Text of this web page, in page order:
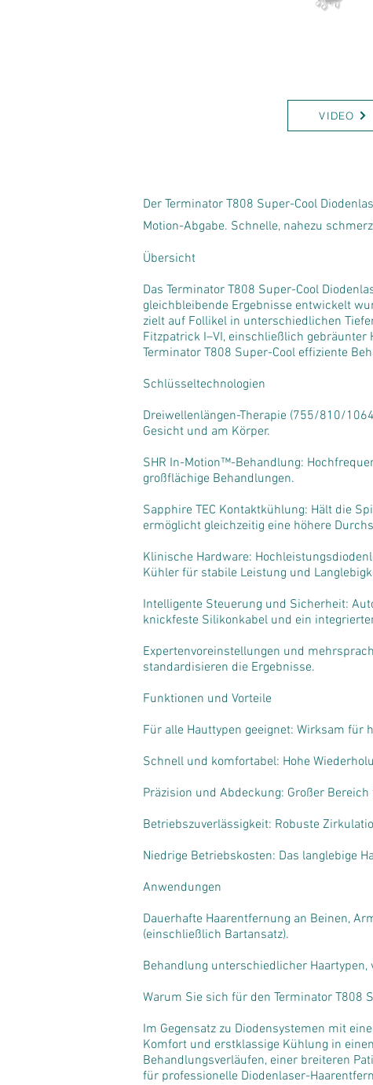
VIDEO
Der Terminator T808 Super-Cool
Motion-Abgabe. Schnelle, nahezu
Übersicht
Das Terminator T808 Super-Cool
gleichbleibende Ergebnisse entwickelt
zielt auf Follikel in unterschiedlichen
Fitzpatrick I–VI, einschließlich
Terminator T808 Super-Cool effiziente
Schlüsseltechnologien
Dreiwellenlängen-Therapie (755/810/
Gesicht und am Körper.
SHR In-Motion™-Behandlung:
großflächige Behandlungen.
Sapphire TEC Kontaktkühlung: Hält die
ermöglicht gleichzeitig eine höhere
Klinische Hardware:
Kühler für stabile Leistung und
Intelligente Steuerung und Sicherheit:
knickfeste Silikonkabel und ein
Expertenvoreinstellungen und
standardisieren die Ergebnisse.
Funktionen und Vorteile
Für alle Hauttypen geeignet: Wirksam für
Schnell und komfortabel: Hohe
Präzision und Abdeckung: Großer
Betriebszuverlässigkeit: Robuste
Niedrige Betriebskosten: Das langlebige
Anwendungen
Dauerhafte Haarentfernung an Beinen,
(einschließlich Bartansatz).
Behandlung unterschiedlicher
Warum Sie sich für den Terminator T808
Im Gegensatz zu Diodensystemen mit
Komfort und erstklassige Kühlung in
Behandlungsverläufen, einer breiteren
für professionelle Diodenlaser-